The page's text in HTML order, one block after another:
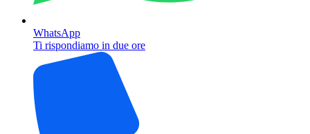
WhatsApp
Ti rispondiamo in due ore